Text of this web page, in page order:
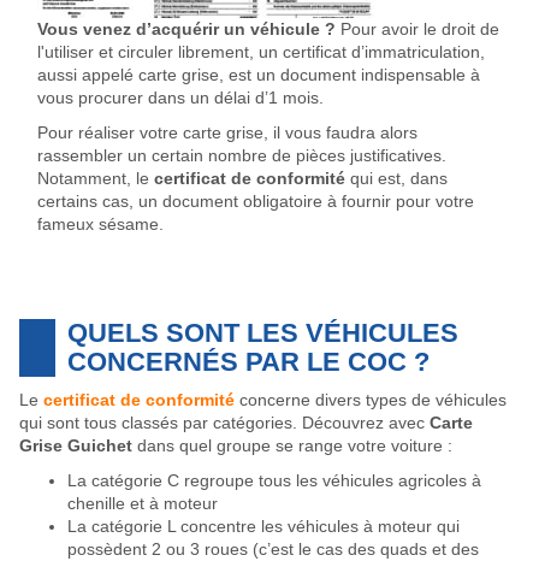
Vous venez d’acquérir un véhicule ? Pour avoir le droit de
l'utiliser et circuler librement, un certificat d’immatriculation,
aussi appelé carte grise, est un document indispensable à
vous procurer dans un délai d’1 mois.
Pour réaliser votre carte grise, il vous faudra alors
rassembler un certain nombre de pièces justificatives.
Notamment, le certificat de conformité qui est, dans
certains cas, un document obligatoire à fournir pour votre
fameux sésame.
QUELS SONT LES VÉHICULES
CONCERNÉS PAR LE COC ?
Le certificat de conformité concerne divers types de véhicules
qui sont tous classés par catégories. Découvrez avec Carte
Grise Guichet dans quel groupe se range votre voiture :
La catégorie C regroupe tous les véhicules agricoles à
chenille et à moteur
La catégorie L concentre les véhicules à moteur qui
possèdent 2 ou 3 roues (c’est le cas des quads et des